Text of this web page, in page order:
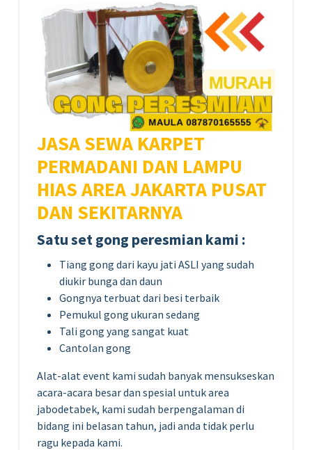
JASA SEWA KARPET
PERMADANI DAN LAMPU
HIAS AREA JAKARTA PUSAT
DAN SEKITARNYA
Satu set gong peresmian kami :
Tiang gong dari kayu jati ASLI yang sudah
diukir bunga dan daun
Gongnya terbuat dari besi terbaik
Pemukul gong ukuran sedang
Tali gong yang sangat kuat
Cantolan gong
Alat-alat event kami sudah banyak mensukseskan
acara-acara besar dan spesial untuk area
jabodetabek, kami sudah berpengalaman di
bidang ini belasan tahun, jadi anda tidak perlu
ragu kepada kami.